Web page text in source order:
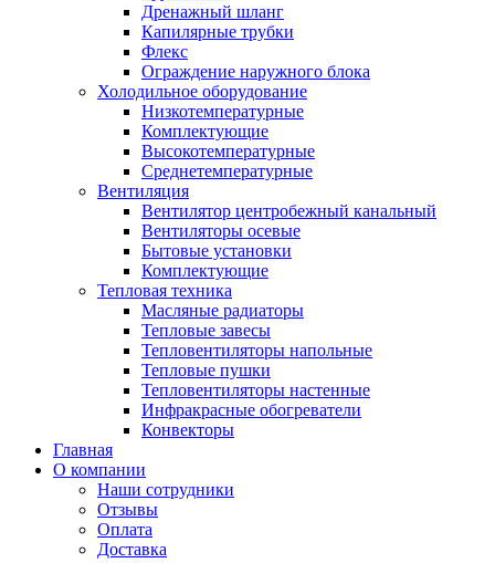
Дренажный шланг
Капилярные трубки
Флекс
Ограждение наружного блока
Холодильное оборудование
Низкотемпературные
Комплектующие
Высокотемпературные
Среднетемпературные
Вентиляция
Вентилятор центробежный канальный
Вентиляторы осевые
Бытовые установки
Комплектующие
Тепловая техника
Масляные радиаторы
Тепловые завесы
Тепловентиляторы напольные
Тепловые пушки
Тепловентиляторы настенные
Инфракрасные обогреватели
Конвекторы
Главная
О компании
Наши сотрудники
Отзывы
Оплата
Доставка